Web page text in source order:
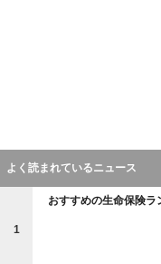
よく読まれているニュース
1
おすすめの生命保険ラ